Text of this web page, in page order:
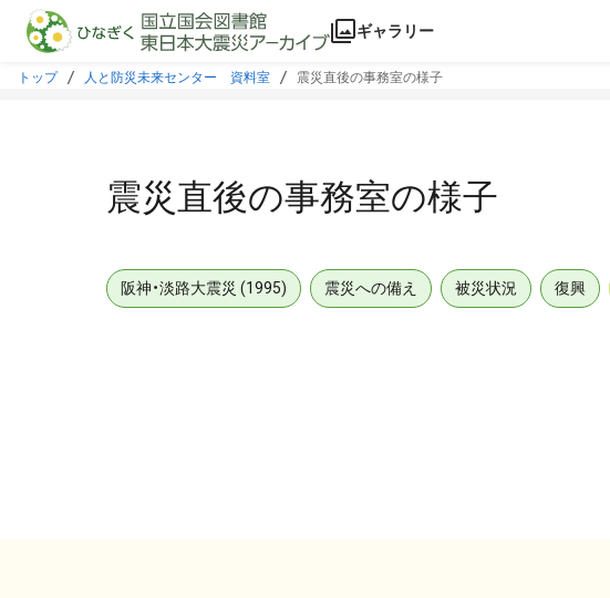
本文に飛ぶ
ギャラリー
トップ 人と防災未来センター 資料室 震災直後の事務室の様子
震災直後の事務室の様子
阪神・淡路大震災 (1995) 震災への備え 被災状況 復興